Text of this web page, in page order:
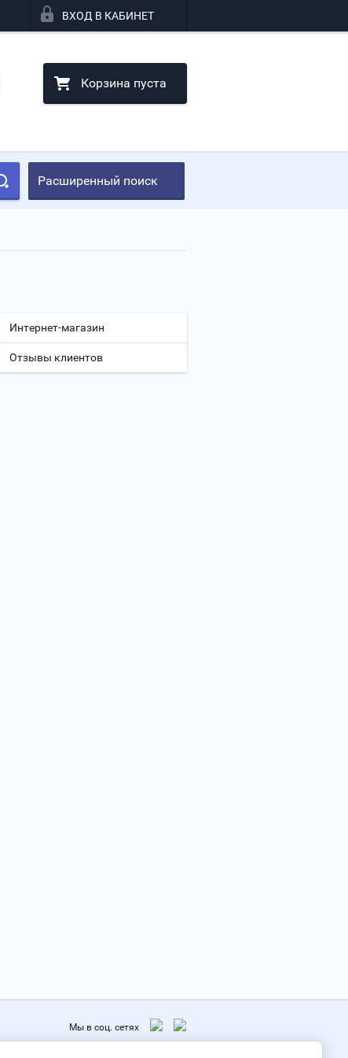
ВХОД В КАБИНЕТ
Корзина пуста
Расширенный поиск
Интернет-магазин
Отзывы клиентов
Мы в соц. сетях